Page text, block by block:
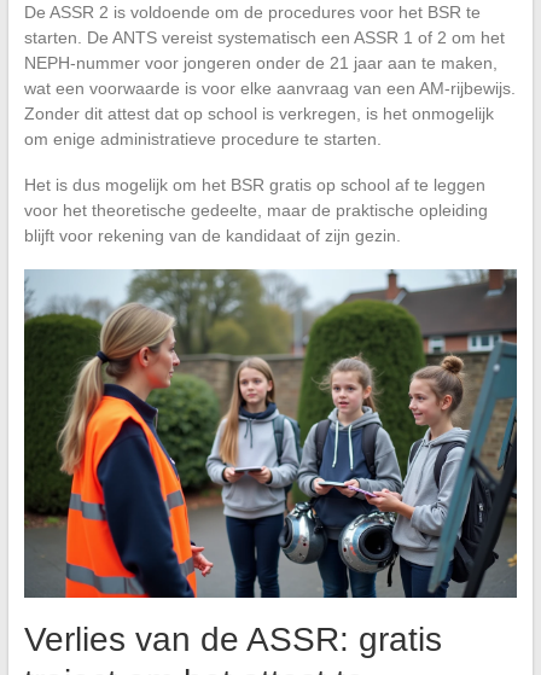
De ASSR 2 is voldoende om de procedures voor het BSR te
starten. De ANTS vereist systematisch een ASSR 1 of 2 om het
NEPH-nummer voor jongeren onder de 21 jaar aan te maken,
wat een voorwaarde is voor elke aanvraag van een AM-rijbewijs.
Zonder dit attest dat op school is verkregen, is het onmogelijk
om enige administratieve procedure te starten.
Het is dus mogelijk om het BSR gratis op school af te leggen
voor het theoretische gedeelte, maar de praktische opleiding
blijft voor rekening van de kandidaat of zijn gezin.
Verlies van de ASSR: gratis